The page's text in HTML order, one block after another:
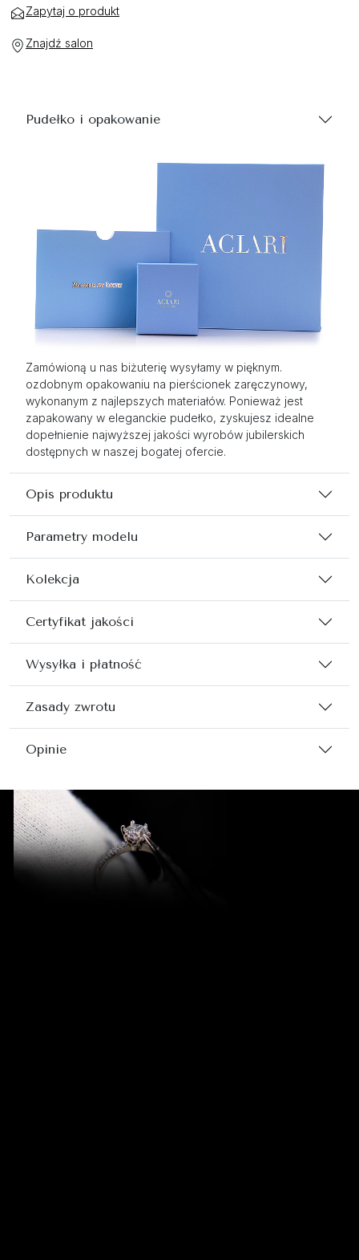
Zapytaj o produkt
Znajdź salon
Pudełko i opakowanie
Zamówioną u nas biżuterię wysyłamy w pięknym.
ozdobnym opakowaniu na pierścionek zaręczynowy,
wykonanym z najlepszych materiałów. Ponieważ jest
zapakowany w eleganckie pudełko, zyskujesz idealne
dopełnienie najwyższej jakości wyrobów jubilerskich
dostępnych w naszej bogatej ofercie.
Opis produktu
Parametry modelu
Kolekcja
Certyfikat jakości
Wysyłka i płatność
Zasady zwrotu
Opinie